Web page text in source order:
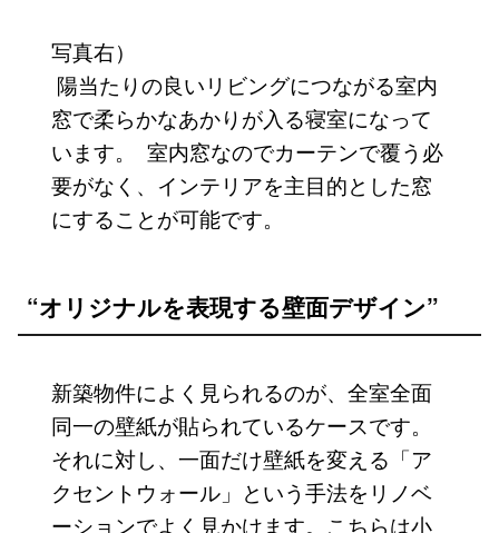
写真右）
陽当たりの良いリビングにつながる室内
窓で柔らかなあかりが入る寝室になって
います。 室内窓なのでカーテンで覆う必
要がなく、インテリアを主目的とした窓
にすることが可能です。
“オリジナルを表現する壁面デザイン”
新築物件によく見られるのが、全室全面
同一の壁紙が貼られているケースです。
それに対し、一面だけ壁紙を変える「ア
クセントウォール」という手法をリノベ
ーションでよく見かけます。こちらは小